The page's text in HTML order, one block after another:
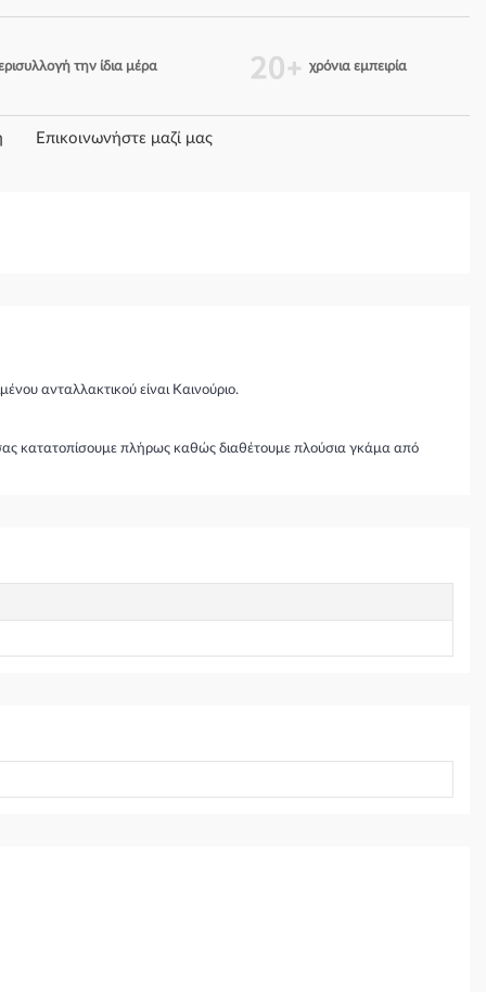
την ίδια μέρα χρόνια εμπειρία
Επικοινωνήστε μαζί μας
ανταλλακτικού είναι Καινούριο.
σας κατατοπίσουμε πλήρως καθώς διαθέτουμε πλούσια γκάμα από